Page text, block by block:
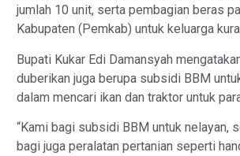
jumlah 10 unit, serta pembagian beras
Kabupaten (Pemkab) untuk keluarga
Bupati Kukar Edi Damansyah
duberikan juga berupa subsidi BBM
dalam mencari ikan dan traktor untuk
“Kami bagi subsidi BBM untuk nelayan,
bagi juga peralatan pertanian seperti